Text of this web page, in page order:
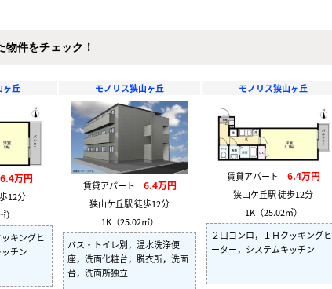
物件をチェック！
ヶ丘
6.4万円
12分
キングヒ
チン
モノリス狭山ヶ丘
賃貸アパート 6.4万円
狭山ケ丘駅 徒歩12分
1K（25.02㎡）
バス・トイレ別，温水洗浄便
座，洗面化粧台，脱衣所，洗面
台，洗面所独立
モノリス狭山ヶ丘
賃貸アパート 6.4万円
狭山ケ丘駅 徒歩12分
1K（25.02㎡）
２口コンロ，ＩＨクッキングヒ
ーター，システムキッチン